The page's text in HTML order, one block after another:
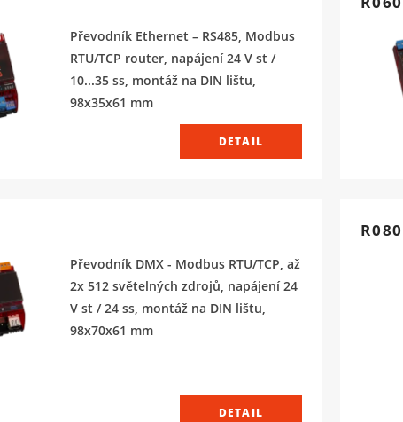
Převodník Ethernet – RS485, Modbus
RTU/TCP router, napájení 24 V st /
10...35 ss, montáž na DIN lištu,
98x35x61 mm
DETAIL
Převodník DMX - Modbus RTU/TCP, až
2x 512 světelných zdrojů, napájení 24
V st / 24 ss, montáž na DIN lištu,
98x70x61 mm
DETAIL
R080